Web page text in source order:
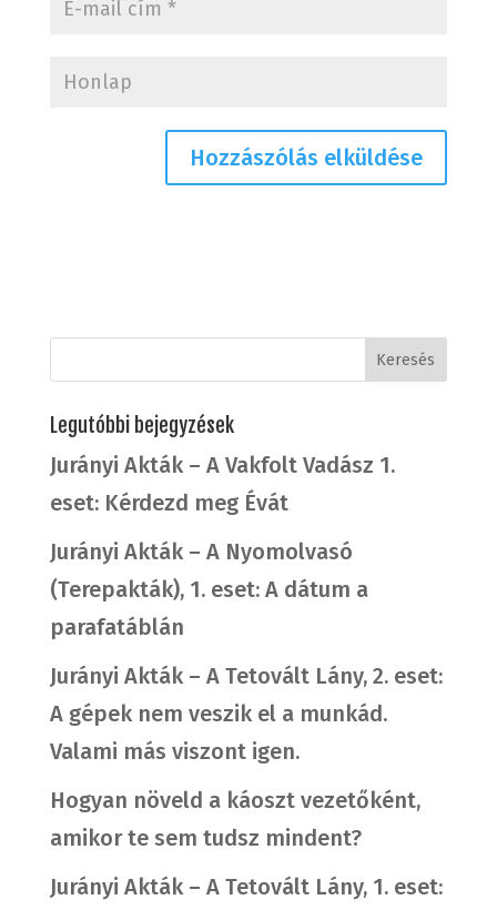
Legutóbbi bejegyzések
Jurányi Akták – A Vakfolt Vadász 1.
eset: Kérdezd meg Évát
Jurányi Akták – A Nyomolvasó
(Terepakták), 1. eset: A dátum a
parafatáblán
Jurányi Akták – A Tetovált Lány, 2. eset:
A gépek nem veszik el a munkád.
Valami más viszont igen.
Hogyan növeld a káoszt vezetőként,
amikor te sem tudsz mindent?
Jurányi Akták – A Tetovált Lány, 1. eset: